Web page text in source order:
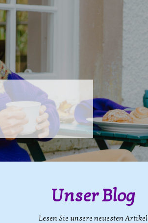
Unser Blog
Lesen Sie unsere neuesten Artikel